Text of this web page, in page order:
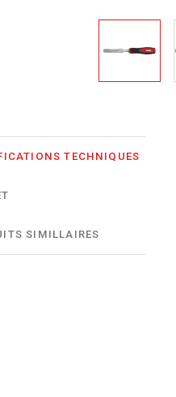
TECHNIQUES
SIMILLAIRES